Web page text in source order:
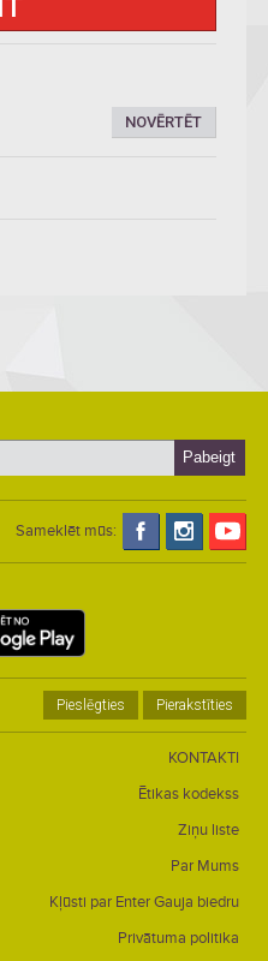
NOVĒRTĒT
Sameklēt mūs:
Pieslēgties Pierakstīties
KONTAKTI
Ētikas kodekss
Ziņu liste
Par Mums
Kļūsti par Enter Gauja biedru
Privātuma politika